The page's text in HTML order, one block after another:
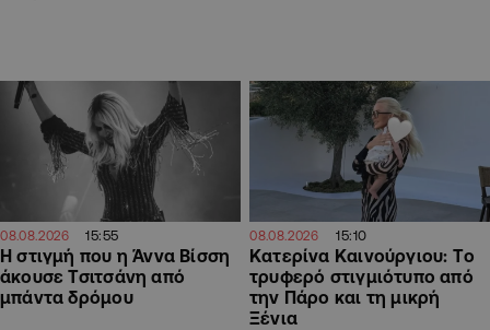
08.08.2026 15:55
H στιγμή που η Άννα Βίσση
άκουσε Τσιτσάνη από
μπάντα δρόμου
08.08.2026 15:10
Κατερίνα Καινούργιου: Tο
τρυφερό στιγμιότυπο από
την Πάρο και τη μικρή
Ξένια